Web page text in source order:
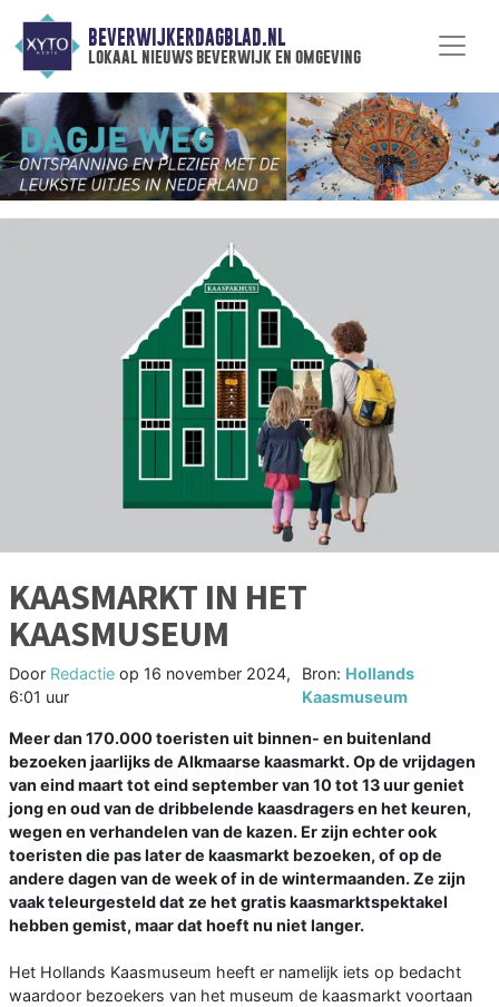
BEVERWIJKERDAGBLAD.NL
lokaal nieuws beverwijk en omgeving
KAASMARKT IN HET
KAASMUSEUM
Door Redactie op 16 november 2024,
6:01 uur
Bron: Hollands
Kaasmuseum
Meer dan 170.000 toeristen uit binnen- en buitenland
bezoeken jaarlijks de Alkmaarse kaasmarkt. Op de vrijdagen
van eind maart tot eind september van 10 tot 13 uur geniet
jong en oud van de dribbelende kaasdragers en het keuren,
wegen en verhandelen van de kazen. Er zijn echter ook
toeristen die pas later de kaasmarkt bezoeken, of op de
andere dagen van de week of in de wintermaanden. Ze zijn
vaak teleurgesteld dat ze het gratis kaasmarktspektakel
hebben gemist, maar dat hoeft nu niet langer.
Het Hollands Kaasmuseum heeft er namelijk iets op bedacht
waardoor bezoekers van het museum de kaasmarkt voortaan